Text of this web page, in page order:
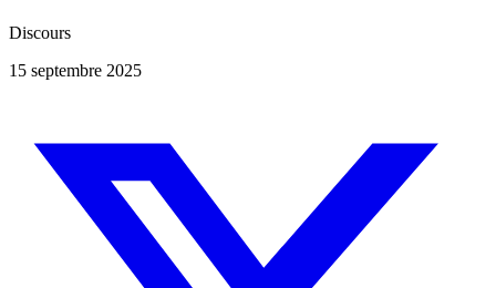
Discours
15 septembre 2025